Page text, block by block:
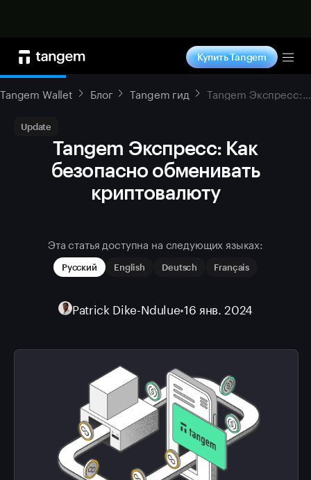
Купить Tangem
Tangem Wallet Блог Tangem гид Tangem Экспресс: Как безопасно обменивать криптовалюту
Update
Tangem Экспресс: Как
безопасно обменивать
криптовалюту
Эта статья доступна на следующих языках:
Русский English Deutsch Français
Patrick Dike-Ndulue•16 янв. 2024